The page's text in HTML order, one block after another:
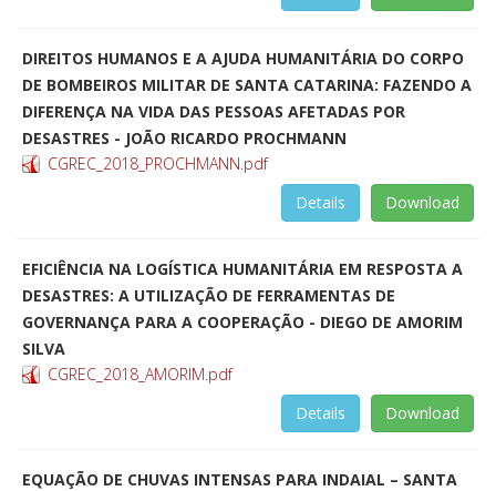
DIREITOS HUMANOS E A AJUDA HUMANITÁRIA DO CORPO
DE BOMBEIROS MILITAR DE SANTA CATARINA: FAZENDO A
DIFERENÇA NA VIDA DAS PESSOAS AFETADAS POR
DESASTRES - JOÃO RICARDO PROCHMANN
CGREC_2018_PROCHMANN.pdf
Download
Details
EFICIÊNCIA NA LOGÍSTICA HUMANITÁRIA EM RESPOSTA A
DESASTRES: A UTILIZAÇÃO DE FERRAMENTAS DE
GOVERNANÇA PARA A COOPERAÇÃO - DIEGO DE AMORIM
SILVA
CGREC_2018_AMORIM.pdf
Download
Details
EQUAÇÃO DE CHUVAS INTENSAS PARA INDAIAL – SANTA